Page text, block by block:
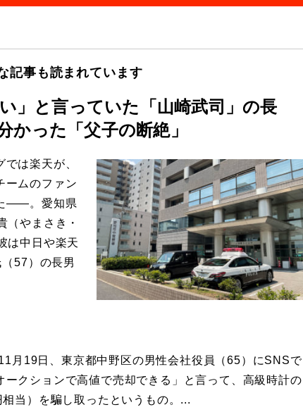
記事も読まれています
」と言っていた「山崎武司」の長
った「父子の断絶」
は楽天が、
ームのファン
――。愛知県
（やまさき・
は中日や楽天
57）の長男
月19日、東京都中野区の男性会社役員（65）にSNSで
ークションで高値で売却できる」と言って、高級時計の
当）を騙し取ったというもの。...